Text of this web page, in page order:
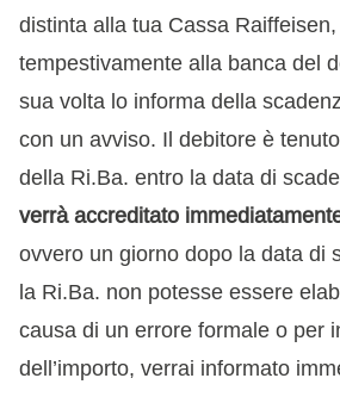
distinta alla tua Cassa
tempestivamente alla banca del
sua volta lo informa della
con un avviso. Il debitore è
della Ri.Ba. entro la data di
verrà accreditato
ovvero un giorno dopo la data di
la Ri.Ba. non potesse essere
causa di un errore formale o per
dell’importo, verrai informato